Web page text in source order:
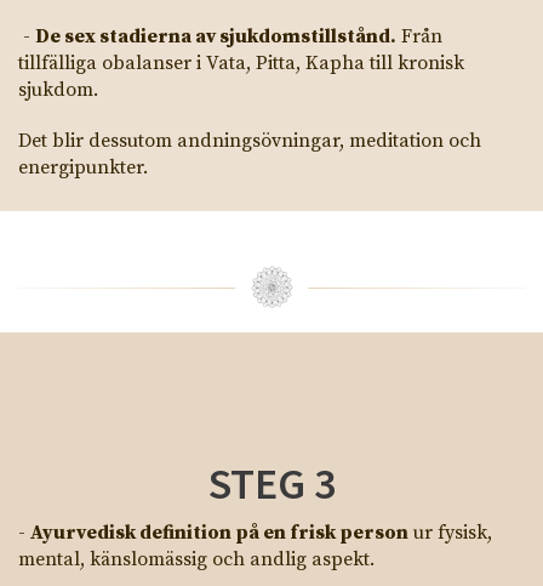
- De sex stadierna av sjukdomstillstånd. Från
tillfälliga obalanser i Vata, Pitta, Kapha till kronisk
sjukdom.
Det blir dessutom andningsövningar, meditation och
energipunkter.
STEG 3
- Ayurvedisk definition på en frisk person ur fysisk,
mental, känslomässig och andlig aspekt.